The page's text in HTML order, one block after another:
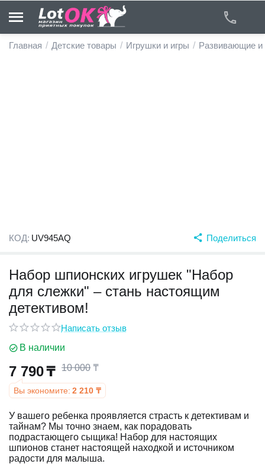
Главная / Детские товары / Игрушки и игры / Развивающие
КОД: UV945AQ Поделиться
Набор шпионских игрушек "Набор
для слежки" – стань настоящим
детективом!
Написать отзыв
В наличии
7 790₸ 10 000 ₸
Вы экономите: 2 210 ₸
У вашего ребенка проявляется страсть к детективам и
тайнам? Мы точно знаем, как порадовать
подрастающего сыщика! Набор для настоящих
шпионов станет настоящей находкой и источником
радости для малыша.